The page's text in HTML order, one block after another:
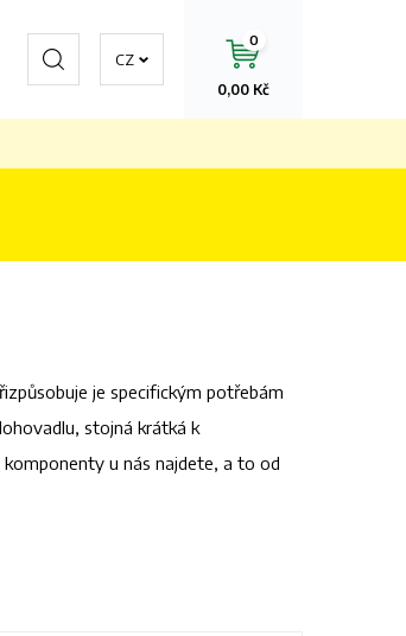
0,00 Kč
0
CZHledat
je specifickým potřebám
stojná krátká k
u nás najdete, a to od